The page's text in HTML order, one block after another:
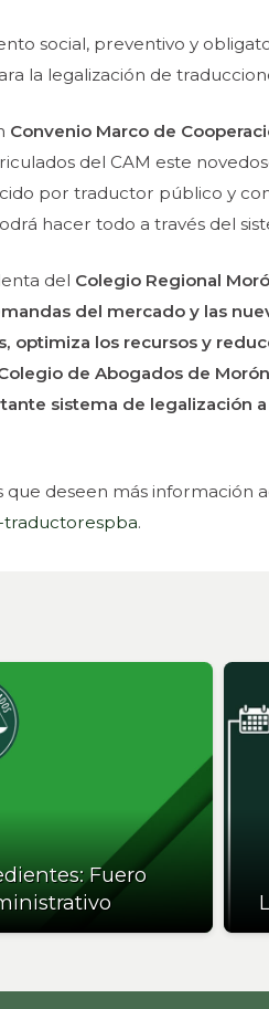
social, preventivo y
la legalización de
Convenio Marco de
del CAM este
por traductor público y
hacer todo a través del
del Colegio Regional
del mercado y las
optimiza los recursos y
de Abogados de
sistema de legalización
que deseen más información
traductorespba.
Fuero